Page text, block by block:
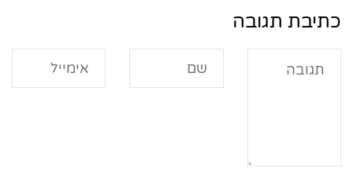
כתיבת תגובה